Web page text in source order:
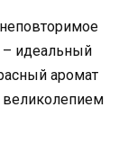
– идеальный
аромат
великолепием